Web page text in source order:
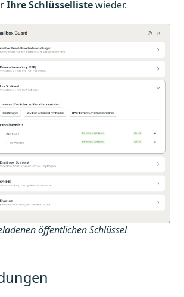
Ihre Schlüssellistewieder.
öffentlichen Schlüssel